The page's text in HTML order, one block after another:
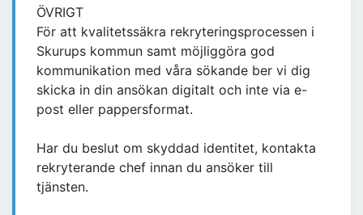
ÖVRIGT
För att kvalitetssäkra rekryteringsprocessen i
Skurups kommun samt möjliggöra god
kommunikation med våra sökande ber vi dig
skicka in din ansökan digitalt och inte via e-
post eller pappersformat.
Har du beslut om skyddad identitet, kontakta
rekryterande chef innan du ansöker till
tjänsten.